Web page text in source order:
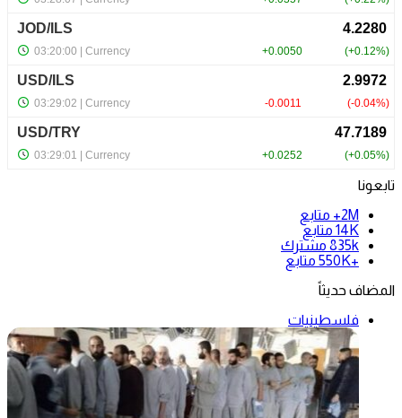
تابعونا
2M+
متابع
14K متابع
835k مشترك
+550K
متابع
المضاف حديثاً
فلسطينيات